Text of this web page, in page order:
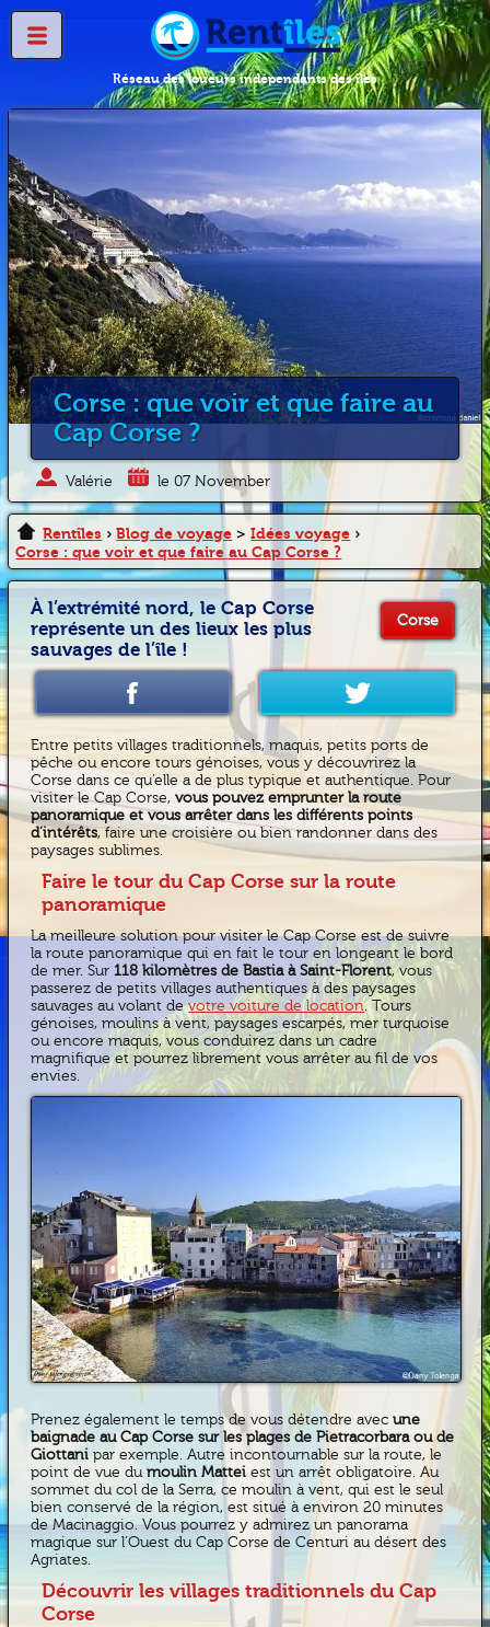
Réseau des loueurs indépendants des îles
Corse : que voir et que faire au
Cap Corse ?
Valérie le 07 November
Rentîles › Blog de voyage > Idées voyage ›
Corse : que voir et que faire au Cap Corse ?
Corse
À l’extrémité nord, le Cap Corse
représente un des lieux les plus
sauvages de l’île !
Entre petits villages traditionnels, maquis, petits ports de
pêche ou encore tours génoises, vous y découvrirez la
Corse dans ce qu’elle a de plus typique et authentique. Pour
visiter le Cap Corse, vous pouvez emprunter la route
panoramique et vous arrêter dans les différents points
d’intérêts, faire une croisière ou bien randonner dans des
paysages sublimes.
Faire le tour du Cap Corse sur la route
panoramique
La meilleure solution pour visiter le Cap Corse est de suivre
la route panoramique qui en fait le tour en longeant le bord
de mer. Sur118 kilomètres de Bastia à Saint-Florent, vous
passerez de petits villages authentiques à des paysages
sauvages au volant devotre voiture de location. Tours
génoises, moulins à vent, paysages escarpés, mer turquoise
ou encore maquis, vous conduirez dans un cadre
magnifique et pourrez librement vous arrêter au fil de vos
envies.
Prenez également le temps de vous détendre avecune
baignade au Cap Corse sur les plages de Pietracorbara ou de
Giottani par exemple. Autre incontournable sur la route, le
point de vue dumoulin Mattei est un arrêt obligatoire. Au
sommet du col de la Serra, ce moulin à vent, qui est le seul
bien conservé de la région, est situé à environ 20 minutes
de Macinaggio. Vous pourrez y admirez un panorama
magique sur l’Ouest du Cap Corse de Centuri au désert des
Agriates.
Découvrir les villages traditionnels du Cap
Corse